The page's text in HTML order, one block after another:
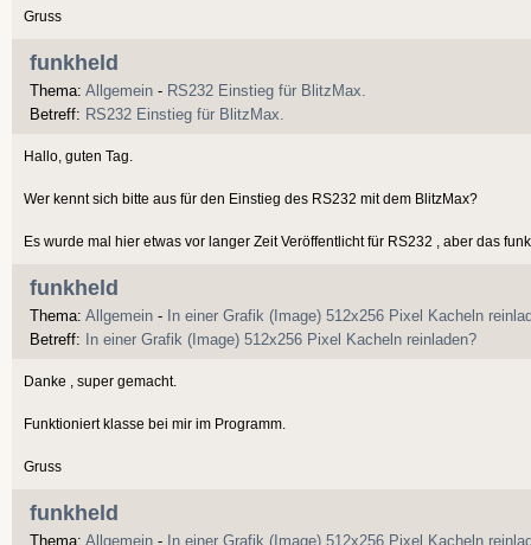
Gruss
funkheld
Thema: Allgemein - RS232 Einstieg für BlitzMax.
Betreff: RS232 Einstieg für BlitzMax.
Hallo, guten Tag.
Wer kennt sich bitte aus für den Einstieg des RS232 mit dem BlitzMax?
Es wurde mal hier etwas vor langer Zeit Veröffentlicht für RS232 , aber das
funkheld
Thema: Allgemein - In einer Grafik (Image) 512x256 Pixel Kacheln
Betreff:
In einer Grafik (Image) 512x256 Pixel Kacheln reinladen?
Danke , super gemacht.
Funktioniert klasse bei mir im Programm.
Gruss
funkheld
Thema: Allgemein - In einer Grafik (Image) 512x256 Pixel Kacheln